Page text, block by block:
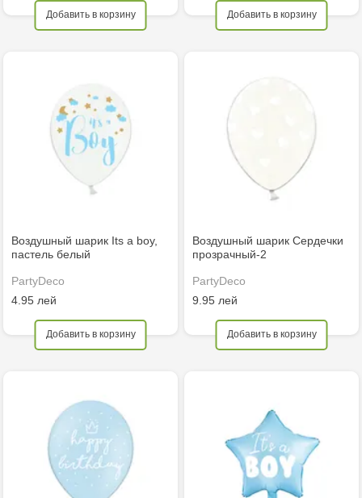
Добавить в корзину Добавить в корзину
Воздушный шарик Its a boy,
пастель белый
PartyDeco
4.95 лей
Добавить в корзину
Воздушный шарик Сердечки
прозрачный-2
PartyDeco
9.95 лей
Добавить в корзину